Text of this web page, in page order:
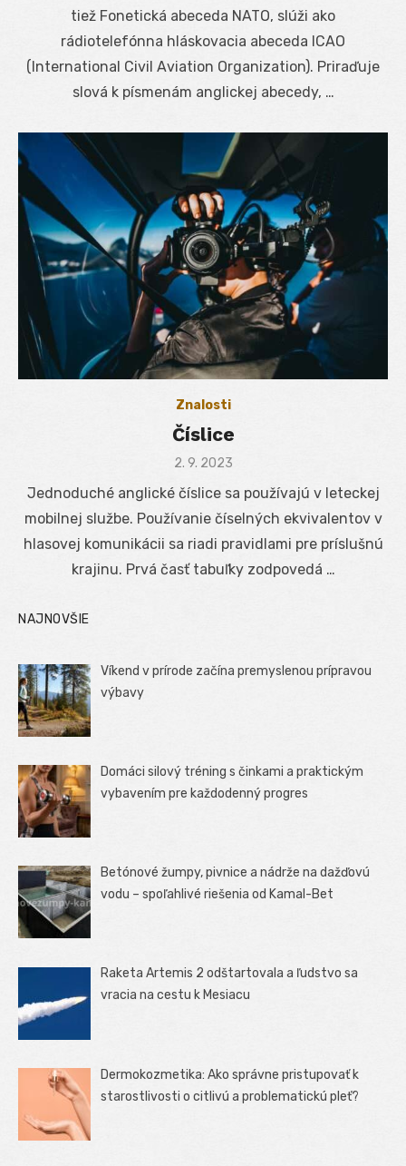
tiež Fonetická abeceda NATO, slúži ako
rádiotelefónna hláskovacia abeceda ICAO
(International Civil Aviation Organization). Priraďuje
slová k písmenám anglickej abecedy, …
Znalosti
Číslice
Posted
2. 9. 2023
Jednoduché anglické číslice sa používajú v leteckej
mobilnej službe. Používanie číselných ekvivalentov v
hlasovej komunikácii sa riadi pravidlami pre príslušnú
krajinu. Prvá časť tabuľky zodpovedá …
NAJNOVŠIE
Víkend v prírode začína premyslenou prípravou
výbavy
Domáci silový tréning s činkami a praktickým
vybavením pre každodenný progres
Betónové žumpy, pivnice a nádrže na dažďovú
vodu – spoľahlivé riešenia od Kamal-Bet
Raketa Artemis 2 odštartovala a ľudstvo sa
vracia na cestu k Mesiacu
Dermokozmetika: Ako správne pristupovať k
starostlivosti o citlivú a problematickú pleť?